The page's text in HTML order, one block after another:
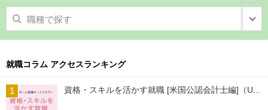
職種で探す
就職コラム アクセスランキング
資格・スキルを活かす就職 [米国公認会計士編]（U...